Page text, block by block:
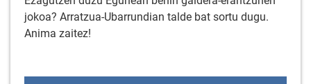
jokoa? Arratzua-Ubarrundian talde bat sortu dugu.
Anima zaitez!